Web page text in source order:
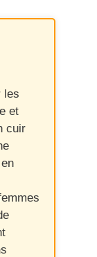
les
et
cuir